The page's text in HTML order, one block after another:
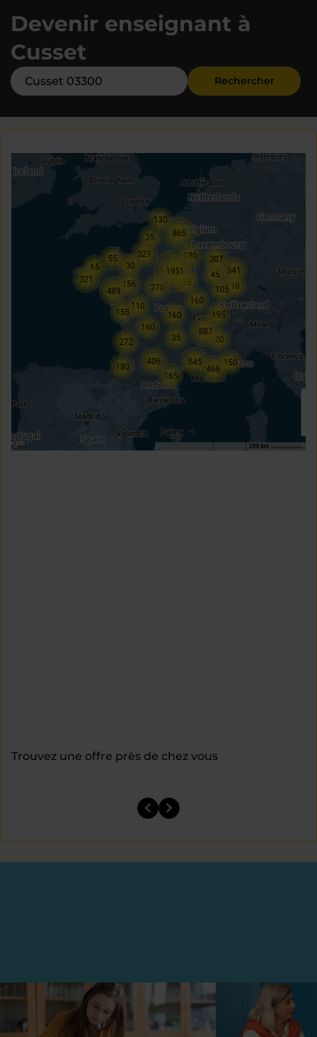
Devenir enseignant à
Cusset
Rechercher
Trouvez une offre près de chez vous